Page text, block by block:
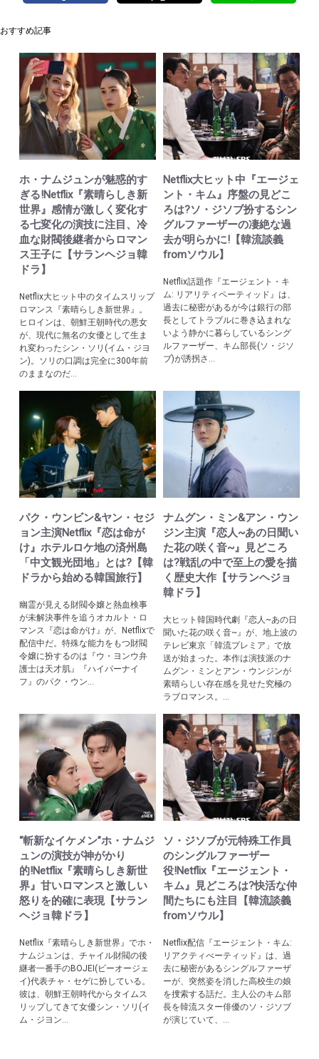
おすすめ記事
ホ・ナムジュンが魅惑的す
ぎる!Netflix『素晴らしき新
世界』感情が激しく変化す
る七変化の演技に注目、冷
血な財閥後継者からロマン
ス王子に【サランヘジョ韓
ドラ】
Netflix大ヒット中のタイムスリップ
ロマンス『素晴らしき新世界』。
ヒロインは、朝鮮王朝時代の悪女
が、現代に無名の女優として生ま
れ変わったシン・ソリ(イム・ジヨ
ン)。ソリの口調は完全に300年前
のままなのだ...
Netflix大ヒット中『エージェ
ント・キム』序盤の見どこ
ろは?ソ・ジソブ扮するシン
グルファーザーの凄絶な過
去が明らかに!【韓流談義
fromソウル】
Netflix話題作『エージェント・キ
ム: リアリティペーティッド』は、
過去に秘密があるが今は銀行の部
長としてトラブルに巻き込まれな
いよう静かに暮らしているシング
ルファーザー、キム部長(ソ・ジソ
ブ)が誘拐さ...
パク・ウンビン&ヤン・セジ
ョン主演Netflix『恋は命が
け』ホテルロケ地の済州島
「中文観光団地」とは?【韓
ドラから始める韓国旅行】
幽霊が見える財閥令嬢と熱血検事
が未解決事件を追うオカルト・ロ
マンス『恋は命がけ』が、Netflixで
配信中だ。特殊な能力をもつ財閥
令嬢に扮するのは『ウ・ヨンウ弁
護士は天才肌』『ハイパーナイ
フ』のパク・ウン...
ナムグン・ミン&アン・ウン
ジン主演『恋人~あの日聞い
た花の咲く音~』見どころ
は?戦乱の中で至上の愛を描
く歴史大作【サランヘジョ
韓ドラ】
大ヒット韓国時代劇『恋人~あの日
聞いた花の咲く音~』が、地上波の
テレビ東京「韓流プレミア」で放
送が始まった。本作は演技派のナ
ムグン・ミンとアン・ウンジンが
素晴らしい存在感を見せた究極の
ラブロマンス。...
“斬新なイケメン”ホ・ナムジ
ュンの演技が神がかり
的!Netflix『素晴らしき新世
界』甘いロマンスと激しい
怒りを的確に表現【サラン
ヘジョ韓ドラ】
Netflix『素晴らしき新世界』でホ・
ナムジュンは、チャイル財閥の後
継者一番手のBOJEI(ビーオージェ
イ)代表チャ・セゲに扮している。
彼は、朝鮮王朝時代からタイムス
リップしてきて女優シン・ソリ(イ
ム・ジヨン...
ソ・ジソブが元特殊工作員
のシングルファーザー
役!Netflix『エージェント・
キム』見どころは?快活な仲
間たちにも注目【韓流談義
fromソウル】
Netflix配信『エージェント・キム:
リアクティべーティッド』は、過
去に秘密があるシングルファーザ
ーが、突然姿を消した高校生の娘
を捜索する話だ。主人公のキム部
長を韓流スター俳優のソ・ジソブ
が演じていて、...